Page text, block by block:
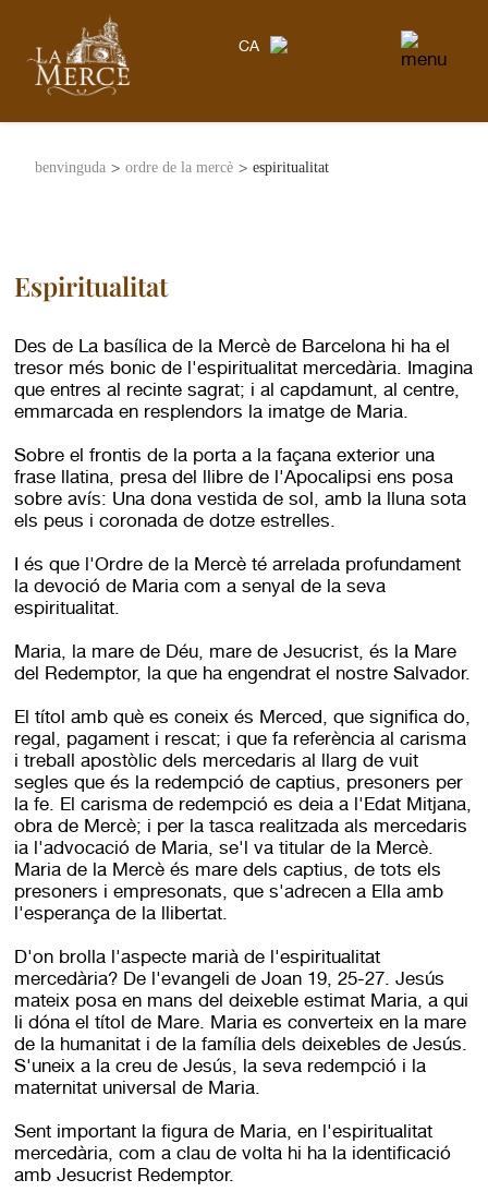
CA
benvinguda > ordre de la mercè > espiritualitat
Espiritualitat
Des de La basílica de la Mercè de Barcelona hi ha el
tresor més bonic de l'espiritualitat mercedària. Imagina
que entres al recinte sagrat; i al capdamunt, al centre,
emmarcada en resplendors la imatge de Maria.
Sobre el frontis de la porta a la façana exterior una
frase llatina, presa del llibre de l'Apocalipsi ens posa
sobre avís: Una dona vestida de sol, amb la lluna sota
els peus i coronada de dotze estrelles.
I és que l'Ordre de la Mercè té arrelada profundament
la devoció de Maria com a senyal de la seva
espiritualitat.
Maria, la mare de Déu, mare de Jesucrist, és la Mare
del Redemptor, la que ha engendrat el nostre Salvador.
El títol amb què es coneix és Merced, que significa do,
regal, pagament i rescat; i que fa referència al carisma
i treball apostòlic dels mercedaris al llarg de vuit
segles que és la redempció de captius, presoners per
la fe. El carisma de redempció es deia a l'Edat Mitjana,
obra de Mercè; i per la tasca realitzada als mercedaris
ia l'advocació de Maria, se'l va titular de la Mercè.
Maria de la Mercè és mare dels captius, de tots els
presoners i empresonats, que s'adrecen a Ella amb
l'esperança de la llibertat.
D'on brolla l'aspecte marià de l'espiritualitat
mercedària? De l'evangeli de Joan 19, 25-27. Jesús
mateix posa en mans del deixeble estimat Maria, a qui
li dóna el títol de Mare. Maria es converteix en la mare
de la humanitat i de la família dels deixebles de Jesús.
S'uneix a la creu de Jesús, la seva redempció i la
maternitat universal de Maria.
Sent important la figura de Maria, en l'espiritualitat
mercedària, com a clau de volta hi ha la identificació
amb Jesucrist Redemptor.